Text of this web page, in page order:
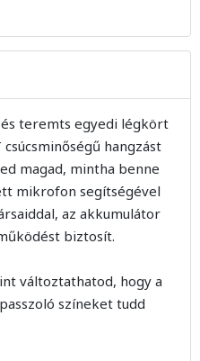
teremts egyedi légkört
hangzást
magad, mintha benne
mikrofon segítségével
az akkumulátor
biztosít.
változtathatod, hogy a
színeket tudd